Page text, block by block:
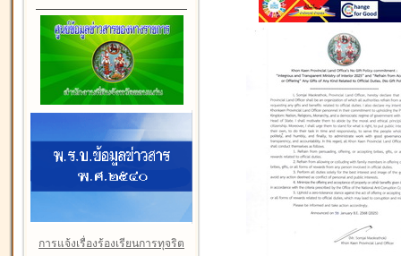
การแจ้งเรื่องร้องเรียนการทุจริต